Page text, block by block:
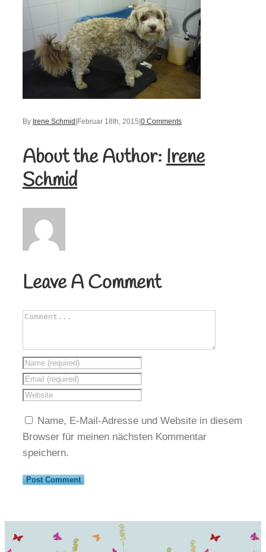
By Irene Schmid Februar 18th, 2015 0 Comments
About the Author:Irene
Schmid
Leave A Comment
Name, E-Mail-Adresse und Website in diesem
Browser für meinen nächsten Kommentar
speichern.